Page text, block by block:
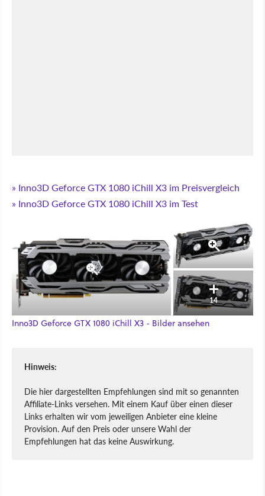
» Inno3D Geforce GTX 1080 iChill X3 im Preisvergleich
» Inno3D Geforce GTX 1080 iChill X3 im Test
14
Inno3D Geforce GTX 1080 iChill X3 - Bilder ansehen
Hinweis:
Die hier dargestellten Empfehlungen sind mit so genannten
Affiliate-Links versehen. Mit einem Kauf über einen dieser
Links erhalten wir vom jeweiligen Anbieter eine kleine
Provision. Auf den Preis oder unsere Wahl der
Empfehlungen hat das keine Auswirkung.